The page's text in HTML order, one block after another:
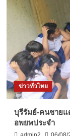
ข่าวทั่วไทย
บุรีรัมย์-คนชายแ
อพยพประจำ